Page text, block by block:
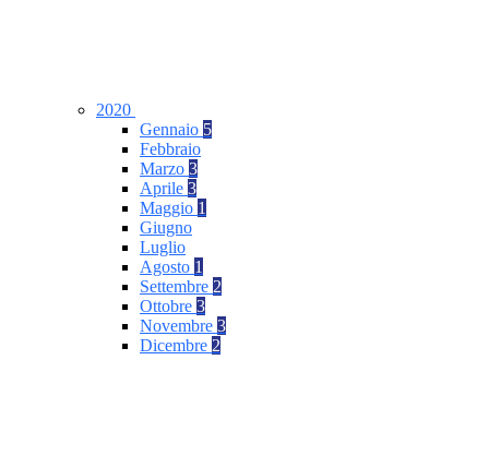
2020
Gennaio 5
Febbraio
Marzo 3
Aprile 3
Maggio 1
Giugno
Luglio
Agosto 1
Settembre 2
Ottobre 3
Novembre 3
Dicembre 2